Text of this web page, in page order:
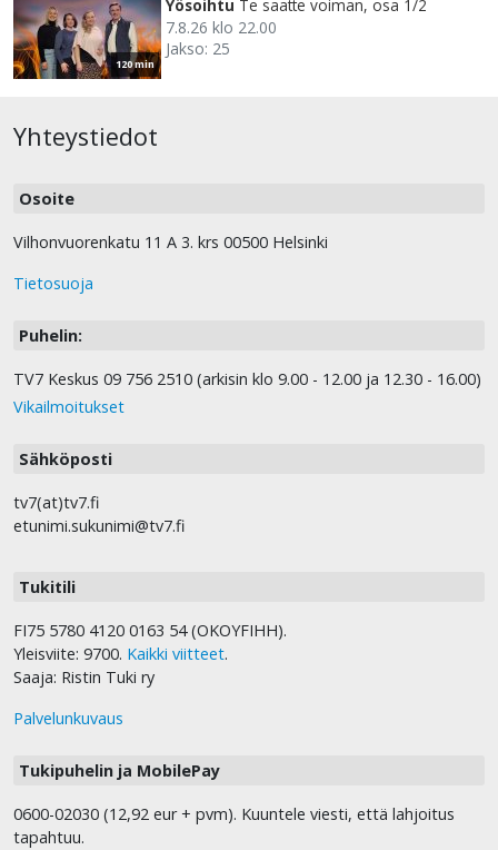
120 min
Yösoihtu Te saatte voiman, osa 1/2
7.8.26 klo 22.00
Jakso: 25
Yhteystiedot
Osoite
Vilhonvuorenkatu 11 A 3. krs 00500 Helsinki
Tietosuoja
Puhelin:
TV7 Keskus 09 756 2510 (arkisin klo 9.00 - 12.00 ja 12.30 - 16.00)
Vikailmoitukset
Sähköposti
tv7(at)tv7.fi
etunimi.sukunimi@tv7.fi
Tukitili
FI75 5780 4120 0163 54 (OKOYFIHH).
Yleisviite: 9700. Kaikki viitteet.
Saaja: Ristin Tuki ry
Palvelunkuvaus
Tukipuhelin ja MobilePay
0600-02030 (12,92 eur + pvm). Kuuntele viesti, että lahjoitus
tapahtuu.